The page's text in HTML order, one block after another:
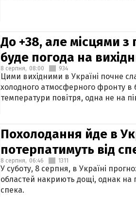
До +38, але місцями
буде погода на
8 серпня, 08:00 934
Цими вихідними в Україні почне
холодного атмосферного фронту в
температури повітря, одна не на
Похолодання йде в
потерпатимуть від
8 серпня, 06:46 1311
У суботу, 8 серпня, в Україні
областей накриють дощі, однак на
спека.